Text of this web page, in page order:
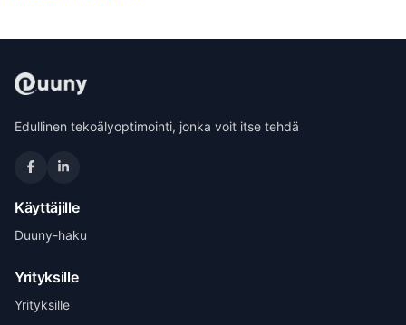
Edullinen tekoälyoptimointi, jonka voit itse tehdä
Käyttäjille
Duuny-haku
Yrityksille
Yrityksille